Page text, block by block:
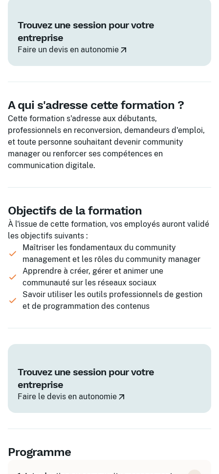
Trouvez une session pour votre
entreprise
Faire un devis en autonomie
A qui s'adresse cette formation ?
Cette formation s'adresse aux débutants,
professionnels en reconversion, demandeurs d'emploi,
et toute personne souhaitant devenir community
manager ou renforcer ses compétences en
communication digitale.
Objectifs de la formation
À l'issue de cette formation, vos employés auront validé
les objectifs suivants :
Maîtriser les fondamentaux du community
management et les rôles du community manager
Apprendre à créer, gérer et animer une
communauté sur les réseaux sociaux
Savoir utiliser les outils professionnels de gestion
et de programmation des contenus
Trouvez une session pour votre
entreprise
Faire le devis en autonomie
Programme